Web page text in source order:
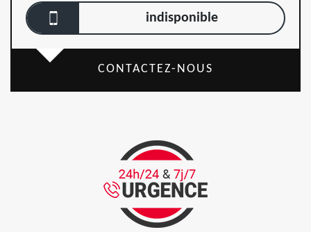
indisponible
CONTACTEZ-NOUS